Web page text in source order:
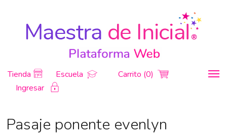
Tienda Escuela
Carrito (0)
Ingresar
Pasaje ponente evenlyn